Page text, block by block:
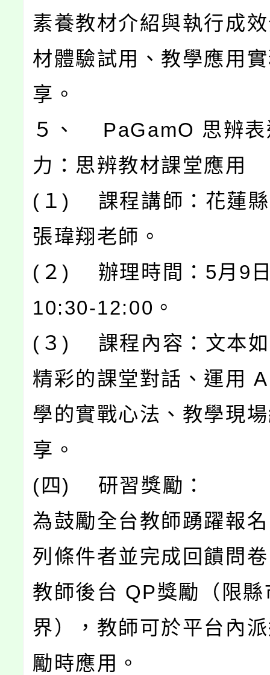
素養教材介紹與執行成
材體驗試用、教學應用
享。
５、 PaGamO 思辨表
力：思辨教材課堂應用
(１) 課程講師：花蓮縣
張瑋翔老師。
(２) 辦理時間：5月9
10:30-12:00。
(３) 課程內容：文本如
精彩的課堂對話、運用
學的實戰心法、教學現
享。
(四) 研習獎勵：
為鼓勵全台教師踴躍報
列條件者並完成回饋問
教師後台 QP獎勵（限
界），教師可於平台內
勵時應用。